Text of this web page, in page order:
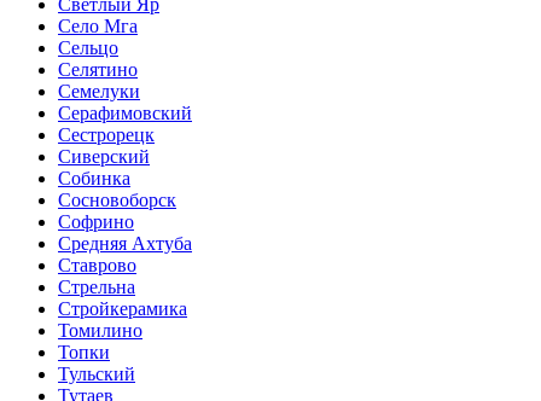
Село Мга
Сельцо
Селятино
Семелуки
Серафимовский
Сестрорецк
Сиверский
Собинка
Сосновоборск
Софрино
Средняя Ахтуба
Ставрово
Стрельна
Стройкерамика
Томилино
Топки
Тульский
Тутаев